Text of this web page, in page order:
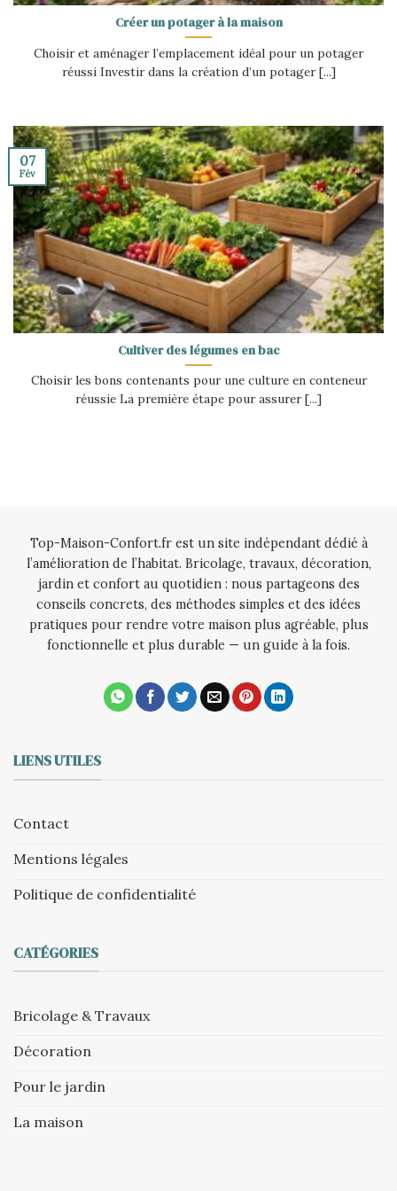
Créer un potager à la maison
Choisir et aménager l’emplacement idéal pour un potager
réussi Investir dans la création d’un potager [...]
Cultiver des légumes en bac
Choisir les bons contenants pour une culture en conteneur
réussie La première étape pour assurer [...]
07
Fév
Top-Maison-Confort.fr est un site indépendant dédié à
l’amélioration de l’habitat. Bricolage, travaux, décoration,
jardin et confort au quotidien : nous partageons des
conseils concrets, des méthodes simples et des idées
pratiques pour rendre votre maison plus agréable, plus
fonctionnelle et plus durable — un guide à la fois.
LIENS UTILES
Contact
Mentions légales
Politique de confidentialité
CATÉGORIES
Bricolage & Travaux
Décoration
Pour le jardin
La maison